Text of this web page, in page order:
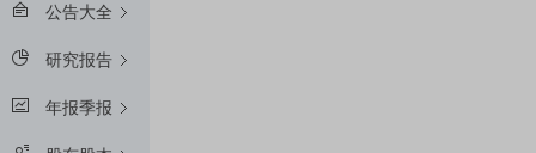
公告大全
研究报告
年报季报